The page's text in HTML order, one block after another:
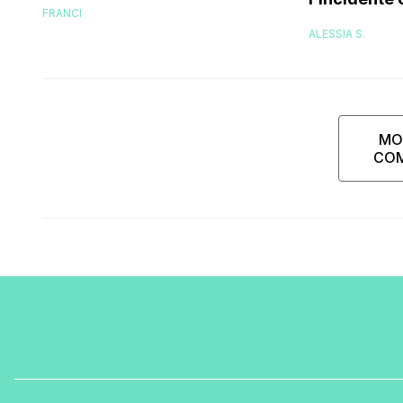
FRANCI
riuscivo
ALESSIA S.